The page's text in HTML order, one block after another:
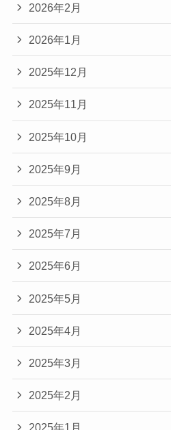
2026年2月
2026年1月
2025年12月
2025年11月
2025年10月
2025年9月
2025年8月
2025年7月
2025年6月
2025年5月
2025年4月
2025年3月
2025年2月
2025年1月